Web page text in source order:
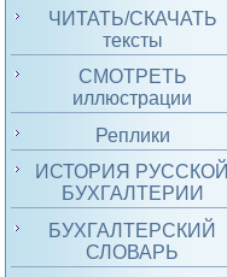
ЧИТАТЬ/СКАЧАТЬ
тексты
СМОТРЕТЬ
иллюстрации
Реплики
ИСТОРИЯ РУССКОЙ
БУХГАЛТЕРИИ
БУХГАЛТЕРСКИЙ
СЛОВАРЬ